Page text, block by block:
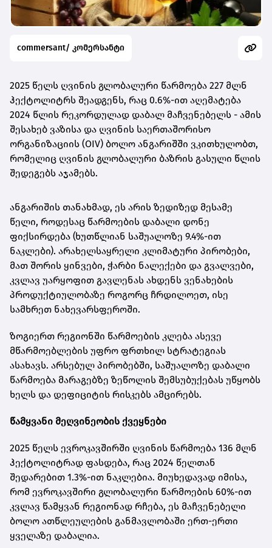
commersant/ კომერსანტი
2025 წელს ღვინის გლობალური წარმოება 227 მლნ
ჰექტოლიტრს შეადგენს, რაც 0.6%-ით აღემატება
2024 წლის რეკორდულად დაბალ მაჩვენებელს - ამის
შესახებ ვაზისა და ღვინის საერთაშორისო
ორგანიზაციის (OIV) ბოლო ანგარიშში ვკითხულობთ,
რომელიც ღვინის გლობალური ბაზრის გასული წლის
შედეგებს აჯამებს.
ანგარიშის თანახმად, ეს არის ზედიზედ მესამე
წელი, როდესაც წარმოების დაბალი დონე
ფიქსირდება (ხუთწლიან საშუალოზე 9.4%-ით
ნაკლები). არახელსაყრელი კლიმატური პირობები,
მათ შორის ყინვები, ჭარბი ნალექები და გვალვები,
კვლავ უარყოფით გავლენას ახდენს ვენახების
პროდუქტიულობაზე როგორც ჩრდილოეთ, ისე
სამხრეთ ნახევარსფეროში.
ზოგიერთ რეგიონში წარმოების კლება ასევე
მწარმოებლების უფრო ფრთხილ სტრატეგიას
ასახავს. არსებულ პირობებში, საშუალოზე დაბალი
წარმოება მარაგებზე ზეწოლის შემსუბუქებას უწყობს
ხელს და დეფიციტის რისკებს ამცირებს.
წამყვანი მეღვინეობის ქვეყნები
2025 წელს ევროკავშირში ღვინის წარმოება 136 მლნ
ჰექტოლიტრად ფასდება, რაც 2024 წელთან
შედარებით 1.3%-ით ნაკლებია. მიუხედავად იმისა,
რომ ევროკავშირი გლობალური წარმოების 60%-ით
კვლავ წამყვან რეგიონად რჩება, ეს მაჩვენებელი
ბოლო ათწლეულების განმავლობაში ერთ-ერთი
ყველაზე დაბალია.